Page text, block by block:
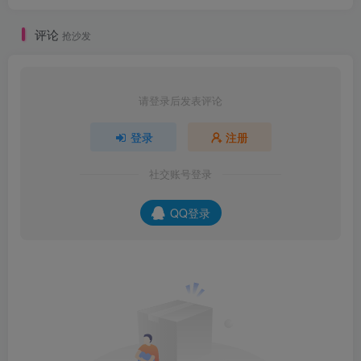
评论 抢沙发
请登录后发表评论
登录 注册
社交账号登录
QQ登录